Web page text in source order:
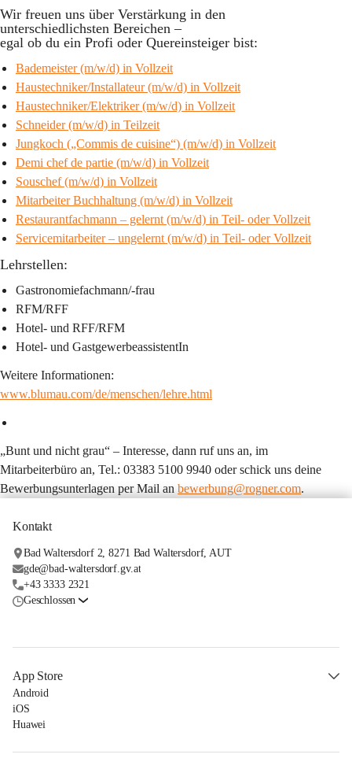
Wir freuen uns über Verstärkung in den
unterschiedlichsten Bereichen –
egal ob du ein Profi oder Quereinsteiger bist:
Bademeister (m/w/d) in Vollzeit
Haustechniker/Installateur (m/w/d) in Vollzeit
Haustechniker/Elektriker (m/w/d) in Vollzeit
Schneider (m/w/d) in Teilzeit
Jungkoch („Commis de cuisine“) (m/w/d) in Vollzeit
Demi chef de partie (m/w/d) in Vollzeit
Souschef (m/w/d) in Vollzeit
Mitarbeiter Buchhaltung (m/w/d) in Vollzeit
Restaurantfachmann – gelernt (m/w/d) in Teil- oder Vollzeit
Servicemitarbeiter – ungelernt (m/w/d) in Teil- oder Vollzeit
Lehrstellen:
Gastronomiefachmann/-frau
RFM/RFF
Hotel- und RFF/RFM
Hotel- und GastgewerbeassistentIn
Weitere Informationen:
www.blumau.com/de/menschen/lehre.html
„Bunt und nicht grau“ – Interesse, dann ruf uns an, im
Mitarbeiterbüro an, Tel.: 03383 5100 9940 oder schick uns deine
Bewerbungsunterlagen per Mail an bewerbung@rogner.com.
Kontakt
Bad Waltersdorf 2, 8271 Bad Waltersdorf, AUT
gde@bad-waltersdorf.gv.at
+43 3333 2321
Geschlossen
App Store
Android
iOS
Huawei